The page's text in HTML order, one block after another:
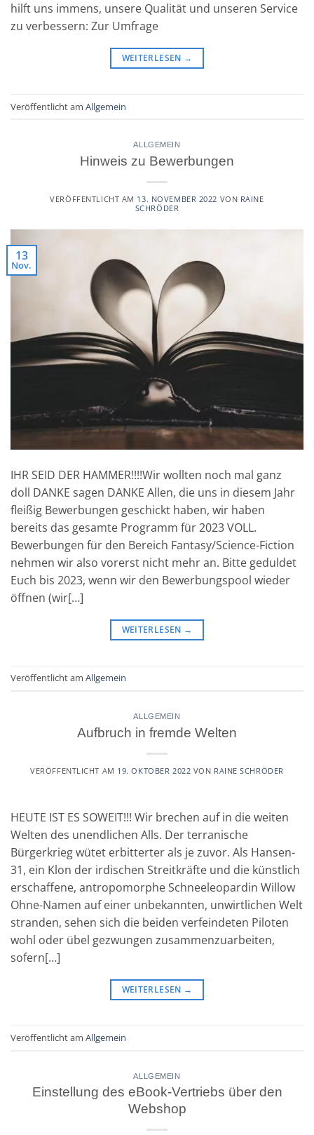
hilft uns immens, unsere Qualität und unseren Service
zu verbessern: Zur Umfrage
WEITERLESEN →
Veröffentlicht am Allgemein
ALLGEMEIN
Hinweis zu Bewerbungen
VERÖFFENTLICHT AM 13. NOVEMBER 2022 VON RAINE
SCHRÖDER
13
Nov.
IHR SEID DER HAMMER!!!!Wir wollten noch mal ganz
doll DANKE sagen DANKE Allen, die uns in diesem Jahr
fleißig Bewerbungen geschickt haben, wir haben
bereits das gesamte Programm für 2023 VOLL.
Bewerbungen für den Bereich Fantasy/Science-Fiction
nehmen wir also vorerst nicht mehr an. Bitte geduldet
Euch bis 2023, wenn wir den Bewerbungspool wieder
öffnen (wir[…]
WEITERLESEN →
Veröffentlicht am Allgemein
ALLGEMEIN
Aufbruch in fremde Welten
VERÖFFENTLICHT AM 19. OKTOBER 2022 VON RAINE SCHRÖDER
HEUTE IST ES SOWEIT!!! Wir brechen auf in die weiten
Welten des unendlichen Alls. Der terranische
Bürgerkrieg wütet erbitterter als je zuvor. Als Hansen-
31, ein Klon der irdischen Streitkräfte und die künstlich
erschaffene, antropomorphe Schneeleopardin Willow
Ohne-Namen auf einer unbekannten, unwirtlichen Welt
stranden, sehen sich die beiden verfeindeten Piloten
wohl oder übel gezwungen zusammenzuarbeiten,
sofern[…]
WEITERLESEN →
Veröffentlicht am Allgemein
ALLGEMEIN
Einstellung des eBook-Vertriebs über den
Webshop